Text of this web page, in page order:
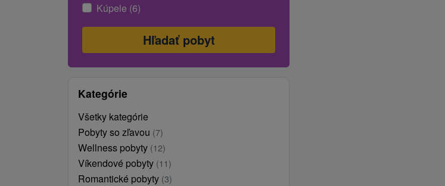
Kúpele (6)
Kategórie
Všetky kategórie
Pobyty so zľavou (7)
Wellness pobyty (12)
Víkendové pobyty (11)
Romantické pobyty (3)